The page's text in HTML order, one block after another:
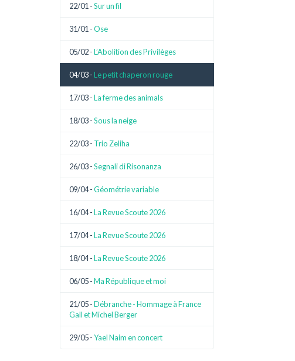
22/01 -Sur un fil
31/01 -Ose
05/02 -L’Abolition des Privilèges
04/03 - Le petit chaperon rouge
17/03 -La ferme des animals
18/03 -Sous la neige
22/03 - Trio Zeliha
26/03 -Segnali di Risonanza
09/04 -Géométrie variable
16/04 -La Revue Scoute 2026
17/04 -La Revue Scoute 2026
18/04 -La Revue Scoute 2026
06/05 -Ma République et moi
21/05 -Débranche - Hommage à France
Gall et Michel Berger
29/05 -Yael Naim en concert